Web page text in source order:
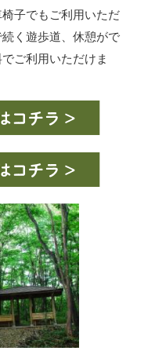
子でもご利用いただ
く遊歩道、休憩がで
ご利用いただけま